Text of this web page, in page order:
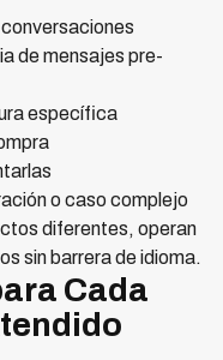
de mensajes pre-
específica
o caso complejo
diferentes, operan
sin barrera de idioma.
Cada